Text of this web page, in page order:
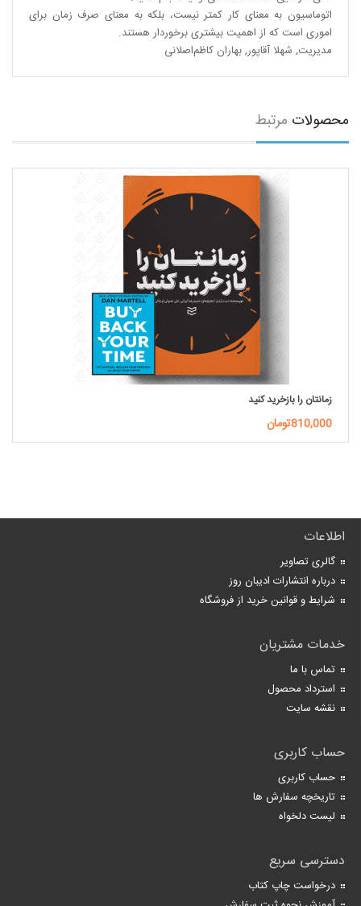
اتوماسیون به معنای کار کمتر نیست، بلکه به معنای صرف زمان برای
اموری است که از اهمیت بیشتری برخوردار هستند.
مدیریت, شهلا آقاپور,بهاران کاظم‌اصلانی
محصولات مرتبط
زمانتان را بازخرید کنید
810,000تومان
اطلاعات
گالری تصاویر
درباره انتشارات ادیبان روز
شرایط و قوانین خرید از فروشگاه
خدمات مشتریان
تماس با ما
استرداد محصول
نقشه سایت
حساب کاربری
حساب کاربری
تاریخچه سفارش ها
لیست دلخواه
دسترسی سریع
درخواست چاپ کتاب